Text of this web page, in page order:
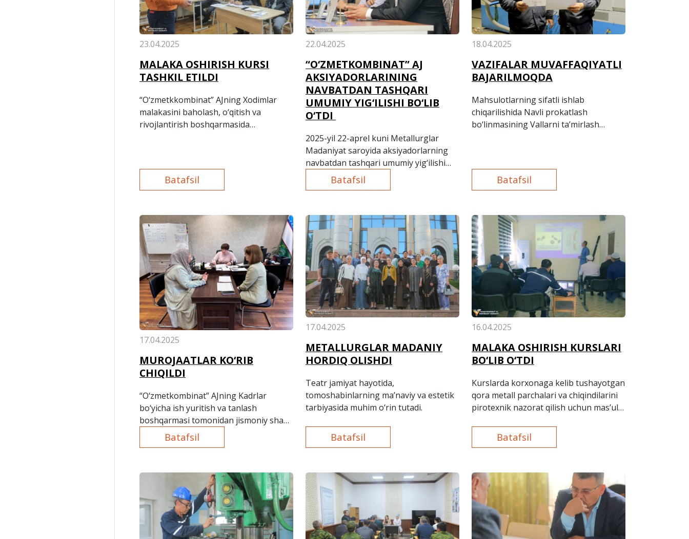
23.04.2025
MALAKA OSHIRISH KURSI
TASHKIL ETILDI
“O‘zmetkkombinat” AJning Xodimlar
malakasini baholash, o‘qitish va
rivojlantirish boshqarmasida
Batafsil
22.04.2025
“O‘ZMETKOMBINAT” AJ
AKSIYADORLARINING
NAVBATDAN TASHQARI
UMUMIY YIG‘ILISHI BO‘LIB
O‘TDI
2025-yil 22-aprel kuni Metallurglar
Madaniyat saroyida aksiyadorlarning
navbatdan tashqari umumiy yig‘ilishi
bo‘lib o‘tdi.Batafsil
18.04.2025
VAZIFALAR MUVAFFAQIYATLI
BAJARILMOQDA
Mahsulotlarning sifatli ishlab
chiqarilishida Navli prokatlash
bo‘linmasining Vallarni ta’mirlash
Batafsil
17.04.2025
MUROJAATLAR KO‘RIB
CHIQILDI
“O‘zmetkombinat” AJning Kadrlar
bo‘yicha ish yuritish va tanlash
boshqarmasi tomonidan jismoniy shaxs
vakillari bilan qabul tashkil etildi.
Batafsil
17.04.2025
METALLURGLAR MADANIY
HORDIQ OLISHDI
Teatr jamiyat hayotida,
tomoshabinlarning ma’naviy va estetik
tarbiyasida muhim o‘rin tutadi.
Batafsil
16.04.2025
MALAKA OSHIRISH KURSLARI
BO‘LIB O‘TDI
Kurslarda korxonaga kelib tushayotgan
qora metall parchalari va chiqindilarini
pirotexnik nazorat qilish uchun mas’ul
Batafsil